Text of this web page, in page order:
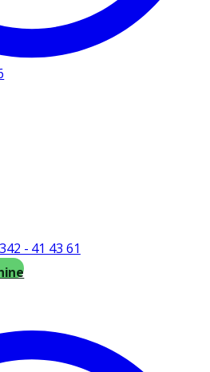
- 41 43 61